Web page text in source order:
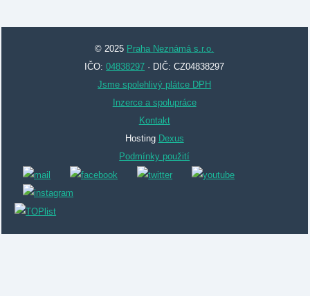
© 2025 Praha Neznámá s.r.o.
IČO:04838297 · DIČ: CZ04838297
Jsme spolehlivý plátce DPH
Inzerce a spolupráce
Kontakt
Hosting Dexus
Podmínky použití